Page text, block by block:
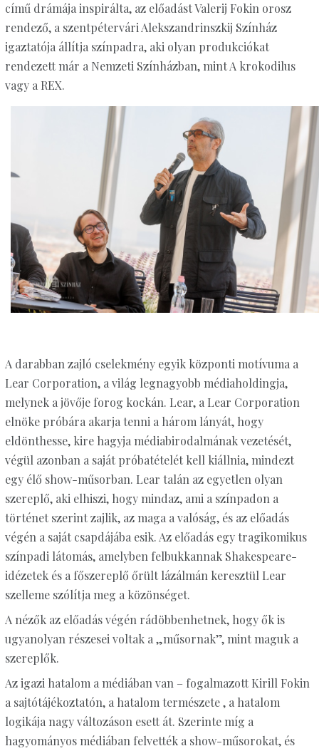
című drámája inspirálta, az előadást Valerij Fokin orosz
rendező, a szentpétervári Alekszandrinszkij Színház
igaztatója állítja színpadra, aki olyan produkciókat
rendezett már a Nemzeti Színházban, mint A krokodilus
vagy a REX.
A darabban zajló cselekmény egyik központi motívuma a
Lear Corporation, a világ legnagyobb médiaholdingja,
melynek a jövője forog kockán. Lear, a Lear Corporation
elnöke próbára akarja tenni a három lányát, hogy
eldönthesse, kire hagyja médiabirodalmának vezetését,
végül azonban a saját próbatételét kell kiállnia, mindezt
egy élő show-műsorban. Lear talán az egyetlen olyan
szereplő, aki elhiszi, hogy mindaz, ami a színpadon a
történet szerint zajlik, az maga a valóság, és az előadás
végén a saját csapdájába esik. Az előadás egy tragikomikus
színpadi látomás, amelyben felbukkannak Shakespeare-
idézetek és a főszereplő őrült lázálmán keresztül Lear
szelleme szólítja meg a közönséget.
A nézők az előadás végén rádöbbenhetnek, hogy ők is
ugyanolyan részesei voltak a „műsornak”, mint maguk a
szereplők.
Az igazi hatalom a médiában van – fogalmazott Kirill Fokin
a sajtótájékoztatón, a hatalom természete , a hatalom
logikája nagy változáson esett át. Szerinte míg a
hagyományos médiában felvették a show-műsorokat, és